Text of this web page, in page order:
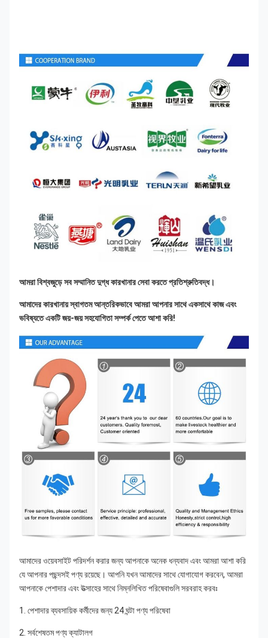
আমরা বিশ্বজুড়ে সব সম্মানিত দুগ্ধ কারখানার সেবা করতে প্রতিশ্রুতিবদ্ধ।
আমাদের কারখানায় স্বাগতম আন্তরিকভাবে আমরা আপনার সাথে একসাথে কাজ এবং
ভবিষ্যতে একটি জয়-জয় সহযোগিতা সম্পর্ক পেতে আশা করি!
আমাদের ওয়েবসাইট পরিদর্শন করার জন্য আপনাকে অনেক ধন্যবাদ এবং আমরা আশা করি
যে আপনার পছন্দসই পণ্য রয়েছে। আপনি যখন আমাদের সাথে যোগাযোগ করবেন, আমরা
আপনাকে পেশাদার এবং উত্সাহের সাথে নিম্নলিখিত পরিষেবাগুলি সরবরাহ করবঃ
1. পেশাদার ব্যবসায়িক কর্মীদের জন্য 24 ঘন্টা পণ্য পরিষেবা
2. সর্বশেষতম পণ্য ক্যাটালগ